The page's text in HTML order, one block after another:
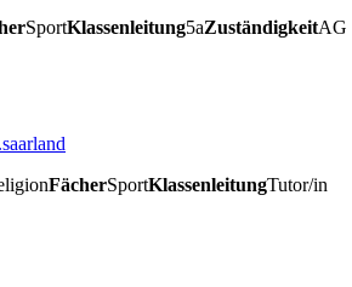
SportKlassenleitung5aZuständigkeitAG
FächerSportKlassenleitungTutor/in